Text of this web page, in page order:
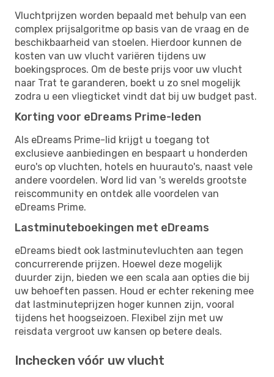
Vluchtprijzen worden bepaald met behulp van een
complex prijsalgoritme op basis van de vraag en de
beschikbaarheid van stoelen. Hierdoor kunnen de
kosten van uw vlucht variëren tijdens uw
boekingsproces. Om de beste prijs voor uw vlucht
naar Trat te garanderen, boekt u zo snel mogelijk
zodra u een vliegticket vindt dat bij uw budget past.
Korting voor eDreams Prime-leden
Als eDreams Prime-lid krijgt u toegang tot
exclusieve aanbiedingen en bespaart u honderden
euro's op vluchten, hotels en huurauto's, naast vele
andere voordelen. Word lid van 's werelds grootste
reiscommunity en ontdek alle voordelen van
eDreams Prime.
Lastminuteboekingen met eDreams
eDreams biedt ook lastminutevluchten aan tegen
concurrerende prijzen. Hoewel deze mogelijk
duurder zijn, bieden we een scala aan opties die bij
uw behoeften passen. Houd er echter rekening mee
dat lastminuteprijzen hoger kunnen zijn, vooral
tijdens het hoogseizoen. Flexibel zijn met uw
reisdata vergroot uw kansen op betere deals.
Inchecken vóór uw vlucht